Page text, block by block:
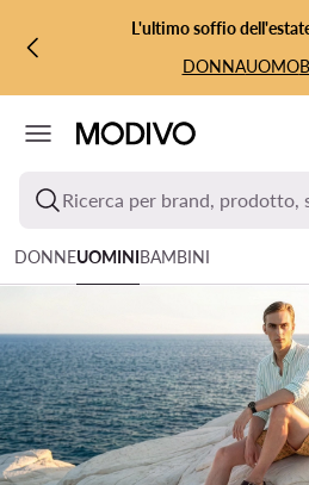
VAI AL CONTENUTO PRINCIPALE
VAI ALLA RICERCAL'ultimo soffio
DONNAUOMO
Ricerca per brand, prodotto,
DONNEUOMINIBAMBINI